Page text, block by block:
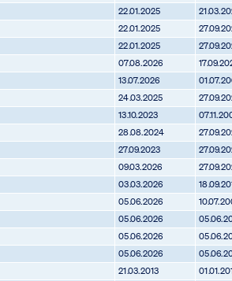
22.01.2025
22.01.2025
22.01.2025
07.08.2026
13.07.2026
24.03.2025
13.10.2023
28.08.2024
27.09.2023
09.03.2026
03.03.2026
05.06.2026
05.06.2026
05.06.2026
05.06.2026
21.03.2013